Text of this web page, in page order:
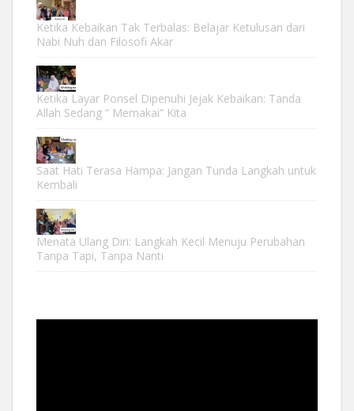
Ketika Kebaikan Tak Terbalas: Belajar Ketulusan dari
Nabi Nuh dan Filosofi Akar
Ketika Layar Ponsel Dipenuhi Jejak Kebaikan: Tanda
Allah Sedang “ Memakai” Kita
Saat Hati Terasa Hampa: Jangan Tunda Langkah untuk
Kembali
Menata Ulang Diri: Langkah Kecil Menuju Perubahan
Tanpa Tapi, Tanpa Nanti